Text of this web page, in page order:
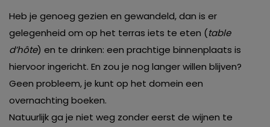
Heb je genoeg gezien en gewandeld, dan is er
gelegenheid om op het terras iets te eten (table
d’hôte) en te drinken: een prachtige binnenplaats is
hiervoor ingericht. En zou je nog langer willen blijven?
Geen probleem, je kunt op het domein een
overnachting boeken.
Natuurlijk ga je niet weg zonder eerst de wijnen te